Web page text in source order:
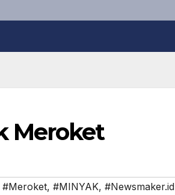
Meroket
#Meroket, #MINYAK, #Newsmaker.id